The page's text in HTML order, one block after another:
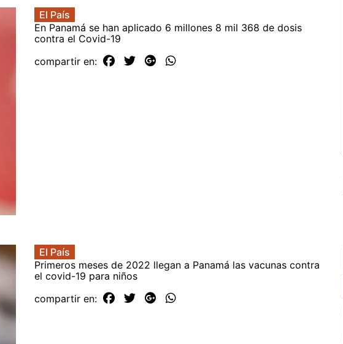
El País
En Panamá se han aplicado 6 millones 8 mil 368 de dosis
contra el Covid-19
compartir en:
El País
Primeros meses de 2022 llegan a Panamá las vacunas contra
el covid-19 para niños
compartir en: